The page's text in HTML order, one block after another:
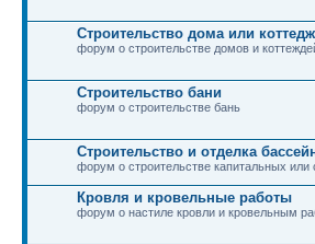
Строительство дома или
форум о строительстве домов и
Строительство бани
форум о строительстве бань
Строительство и отделка
форум о строительстве капитальных или
Кровля и кровельные работы
форум о настиле кровли и кровельным